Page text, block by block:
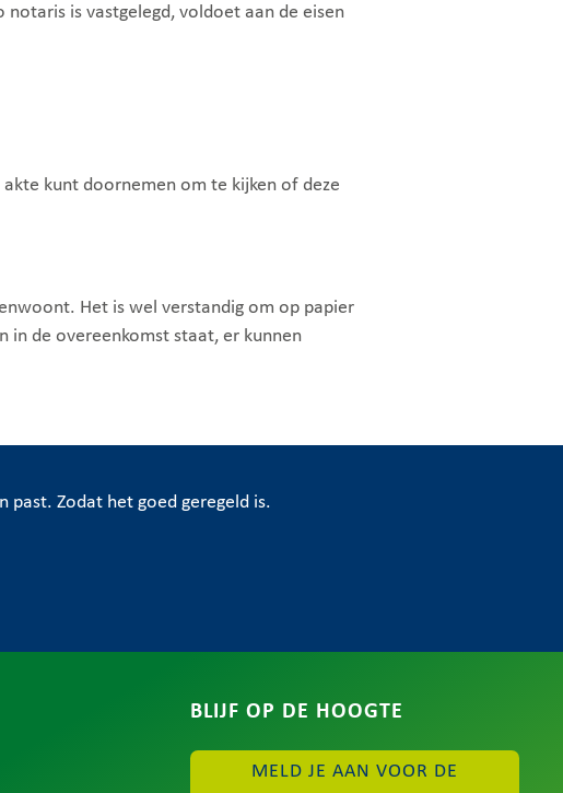
is vastgelegd, voldoet aan de eisen
kunt doornemen om te kijken of deze
Het is wel verstandig om op papier
in de overeenkomst staat, er kunnen
past. Zodat het goed geregeld is.
BLIJF OP DE HOOGTE
MELD JE AAN VOOR DE